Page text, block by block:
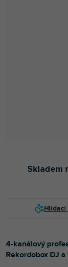
Skladem
4-kanálový
Rekordobox DJ